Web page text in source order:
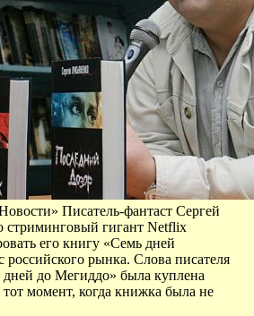
Писатель-фантаст Сергей
стриминговый гигант Netflix
его книгу «Семь дней
российского рынка. Слова писателя
до Мегиддо» была куплена
момент, когда книжка была не